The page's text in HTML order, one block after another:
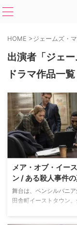
HOME >ジェームズ・
出演者「ジェ
ドラマ作品一覧
メア・オブ・イー
ン / ある殺人事件
舞台は、ペンシルバニ
田舎町イーストタウン